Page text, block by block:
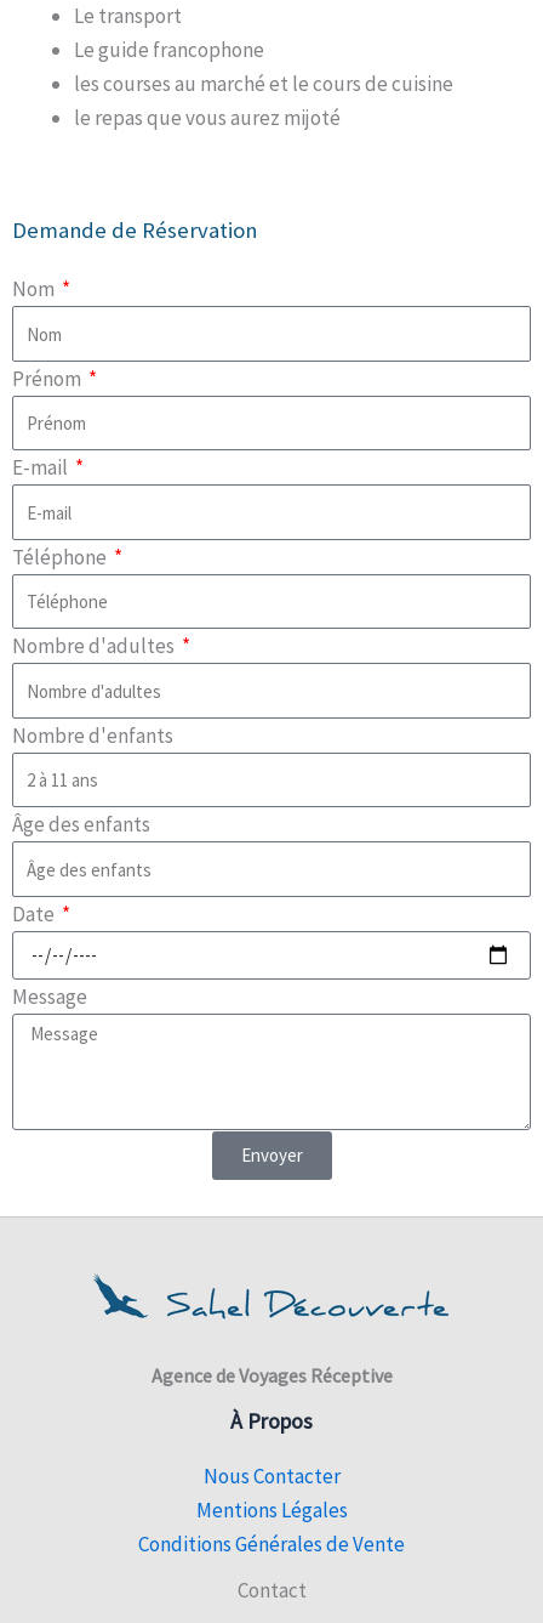
Le transport
Le guide francophone
les courses au marché et le cours de cuisine
le repas que vous aurez mijoté
Demande de Réservation
Nom
Prénom
E-mail
Téléphone
Nombre d'adultes
Nombre d'enfants
Âge des enfants
Date
Message
Envoyer
Agence de Voyages Réceptive
À Propos
Nous Contacter
Mentions Légales
Conditions Générales de Vente
Contact